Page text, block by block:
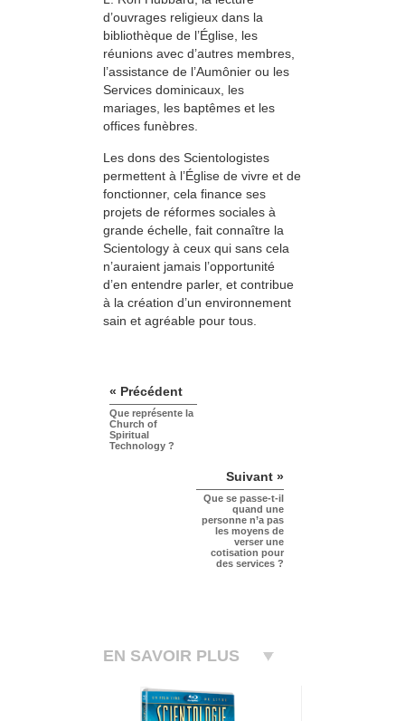
d’ouvrages religieux dans la
bibliothèque de l’Église, les
réunions avec d’autres membres,
l’assistance de l’Aumônier ou les
Services dominicaux, les
mariages, les baptêmes et les
offices funèbres.
Les dons des Scientologistes
permettent à l’Église de vivre et de
fonctionner, cela finance ses
projets de réformes sociales à
grande échelle, fait connaître la
Scientology à ceux qui sans cela
n’auraient jamais l’opportunité
d’en entendre parler, et contribue
à la création d’un environnement
sain et agréable pour tous.
« Précédent
Que représente la
Church of
Spiritual
Technology ?
Suivant »
Que se passe-t-il
quand une
personne n’a pas
les moyens de
verser une
cotisation pour
des services ?
EN SAVOIR PLUS